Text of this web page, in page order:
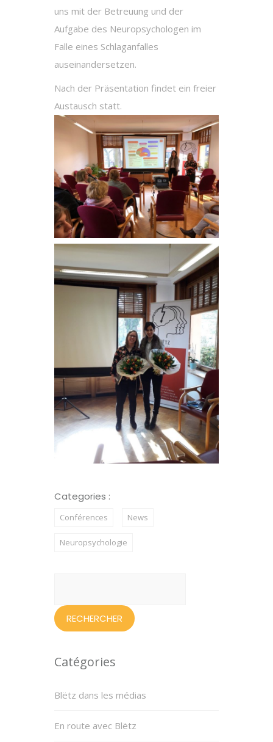
uns mit der Betreuung und der
Aufgabe des Neuropsychologen im
Falle eines Schlaganfalles
auseinandersetzen.
Nach der Präsentation findet ein freier
Austausch statt.
Categories :
Conférences News
Neuropsychologie
Catégories
Blëtz dans les médias
En route avec Blëtz